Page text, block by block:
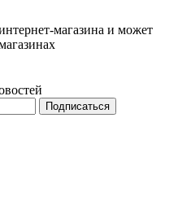
магазина и может
Подписаться